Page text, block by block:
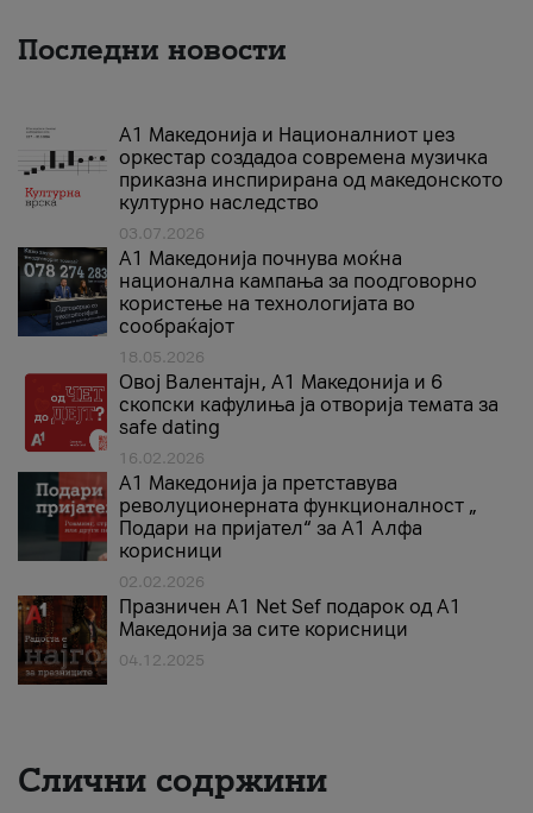
Последни новости
А1 Македонија и Националниот џез
оркестар создадоа современа музичка
приказна инспирирана од македонското
културно наследство
03.07.2026
A1 Македонија почнува моќна
национална кампања за поодговорно
користење на технологијата во
сообраќајот
18.05.2026
Овој Валентајн, A1 Македонија и 6
скопски кафулиња ја отворија темата за
safe dating
16.02.2026
А1 Македонија ја претставува
револуционерната функционалност „
Подари на пријател“ за А1 Алфа
корисници
02.02.2026
Празничен A1 Net Sеf подарок од А1
Македонија за сите корисници
04.12.2025
Слични содржини